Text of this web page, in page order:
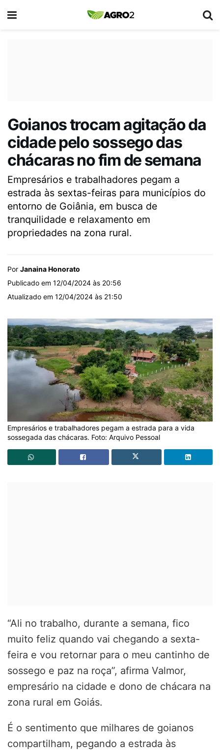
Goianos trocam agitação da
cidade pelo sossego das
chácaras no fim de semana
Empresários e trabalhadores pegam a
estrada às sextas-feiras para municípios do
entorno de Goiânia, em busca de
tranquilidade e relaxamento em
propriedades na zona rural.
Por Janaina Honorato
Publicado em 12/04/2024 às 20:56
Atualizado em 12/04/2024 às 21:50
Empresários e trabalhadores pegam a estrada para a vida
sossegada das chácaras. Foto: Arquivo Pessoal
“Ali no trabalho, durante a semana, fico
muito feliz quando vai chegando a sexta-
feira e vou retornar para o meu cantinho de
sossego e paz na roça”, afirma Valmor,
empresário na cidade e dono de chácara na
zona rural em Goiás.
É o sentimento que milhares de goianos
compartilham, pegando a estrada às